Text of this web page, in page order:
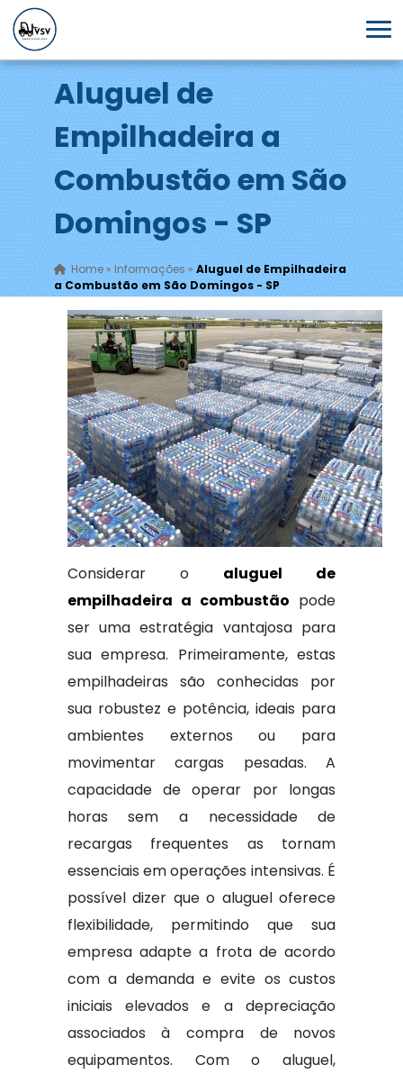
Aluguel de
Empilhadeira a
Combustão em São
Domingos - SP
Home» Informações » Aluguel de Empilhadeira
a Combustão em São Domingos - SP
Considerar o aluguel de
empilhadeira a combustão pode
ser uma estratégia vantajosa para
sua empresa. Primeiramente, estas
empilhadeiras são conhecidas por
sua robustez e potência, ideais para
ambientes externos ou para
movimentar cargas pesadas. A
capacidade de operar por longas
horas sem a necessidade de
recargas frequentes as tornam
essenciais em operações intensivas. É
possível dizer que o aluguel oferece
flexibilidade, permitindo que sua
empresa adapte a frota de acordo
com a demanda e evite os custos
iniciais elevados e a depreciação
associados à compra de novos
equipamentos. Com o aluguel,